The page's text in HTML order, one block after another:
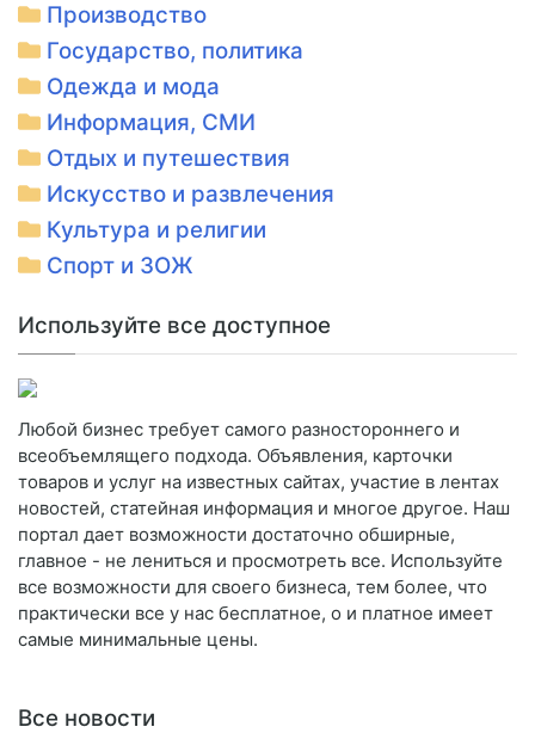
Производство
Государство, политика
Одежда и мода
Информация, СМИ
Отдых и путешествия
Искусство и развлечения
Культура и религии
Спорт и ЗОЖ
Используйте все доступное
Любой бизнес требует самого разностороннего и
всеобъемлящего подхода. Объявления, карточки
товаров и услуг на известных сайтах, участие в лентах
новостей, статейная информация и многое другое. Наш
портал дает возможности достаточно обширные,
главное - не лениться и просмотреть все. Используйте
все возможности для своего бизнеса, тем более, что
практически все у нас бесплатное, о и платное имеет
самые минимальные цены.
Все новости